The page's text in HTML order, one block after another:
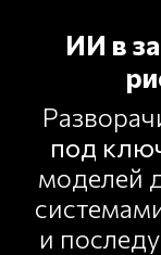
ИИ в
под
моделей
и